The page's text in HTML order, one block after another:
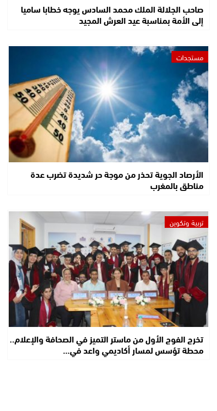
صاحب الجلالة الملك محمد السادس يوجه خطابا ساميا
إلى الأمة بمناسبة عيد العرش المجيد
مستجدات
الأرصاد الجوية تحذر من موجة حر شديدة تضرب عدة
مناطق بالمغرب
تربية وتكوين
تخرج الفوج الأول من ماستر التميز في الصحافة والإعلام..
محطة تؤسس لمسار أكاديمي واعد في…